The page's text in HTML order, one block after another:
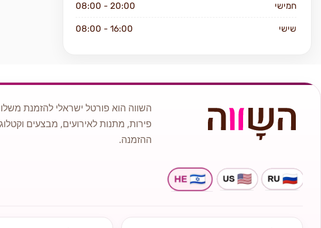
חמישי 08:00 - 20:00
שישי 08:00 - 16:00
השווה הוא פורטל ישראלי להזמנת
פירות, מתנות לאירועים, מבצעים
ההזמנה.